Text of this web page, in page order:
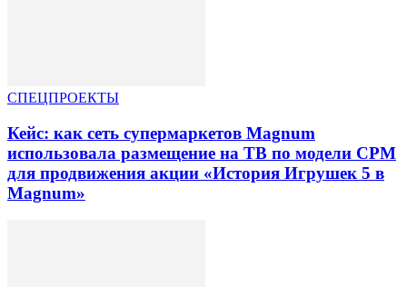
СПЕЦПРОЕКТЫ
Кейс: как сеть супермаркетов Magnum
использовала размещение на ТВ по модели CPM
для продвижения акции «История Игрушек 5 в
Magnum»